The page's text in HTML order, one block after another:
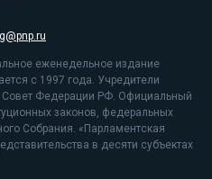
еженедельное издание
с 1997 года. Учредители
Совет Федерации РФ. Официальный
законов, федеральных
Собрания. «Парламентская
в десяти субъектах